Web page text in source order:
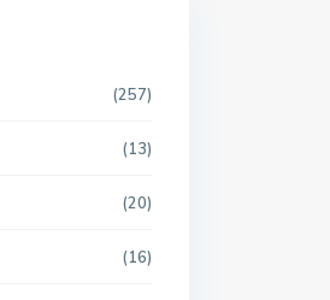
(257)
(13)
(20)
(16)